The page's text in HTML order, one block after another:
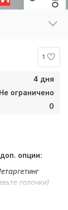
1
4 дня
Не ограничено
0
опции:
галочки)